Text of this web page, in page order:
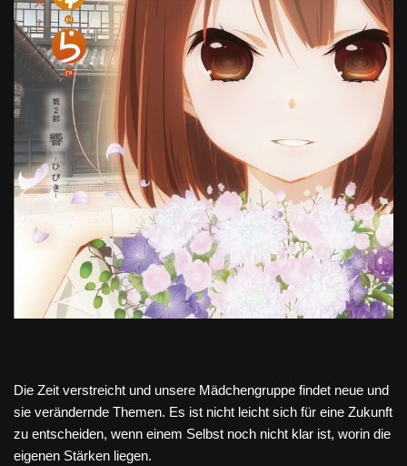
Die Zeit verstreicht und unsere Mädchengruppe findet neue und
sie verändernde Themen. Es ist nicht leicht sich für eine Zukunft
zu entscheiden, wenn einem Selbst noch nicht klar ist, worin die
eigenen Stärken liegen.